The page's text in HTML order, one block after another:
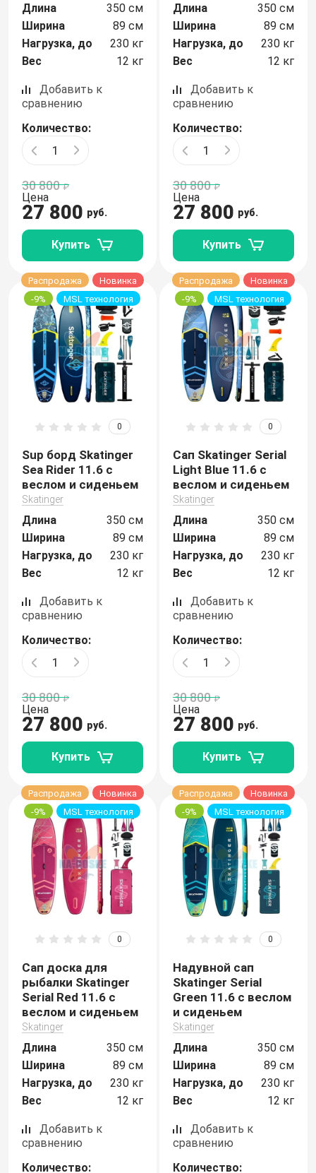
Длина
350 см
Ширина
89 см
Нагрузка, до
230 кг
Вес
12 кг
Добавить к
сравнению
Количество:
30 800
Цена
27 800 руб.
Купить
Длина
350 см
Ширина
89 см
Нагрузка, до
230 кг
Вес
12 кг
Добавить к
сравнению
Количество:
30 800
Цена
27 800 руб.
Купить
Распродажа
Новинка
-9%
MSL технология
0
Sup борд Skatinger
Sea Rider 11.6 с
веслом и сиденьем
Skatinger
Длина
350 см
Ширина
89 см
Нагрузка, до
230 кг
Вес
12 кг
Добавить к
сравнению
Количество:
30 800
Цена
27 800 руб.
Купить
Распродажа
Новинка
-9%
MSL технология
0
Сап Skatinger Serial
Light Blue 11.6 с
веслом и сиденьем
Skatinger
Длина
350 см
Ширина
89 см
Нагрузка, до
230 кг
Вес
12 кг
Добавить к
сравнению
Количество:
30 800
Цена
27 800 руб.
Купить
Распродажа
Новинка
-9%
MSL технология
0
Сап доска для
рыбалки Skatinger
Serial Red 11.6 с
веслом и сиденьем
Skatinger
Длина
350 см
Ширина
89 см
Нагрузка, до
230 кг
Вес
12 кг
Добавить к
сравнению
Количество:
Распродажа
Новинка
-9%
MSL технология
0
Надувной сап
Skatinger Serial
Green 11.6 с веслом
и сиденьем
Skatinger
Длина
350 см
Ширина
89 см
Нагрузка, до
230 кг
Вес
12 кг
Добавить к
сравнению
Количество: